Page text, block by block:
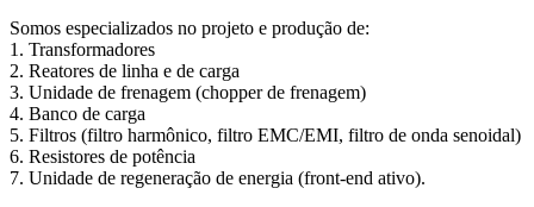
Somos especializados no projeto e produção de:
1. Transformadores
2. Reatores de linha e de carga
3. Unidade de frenagem (chopper de frenagem)
4. Banco de carga
5. Filtros (filtro harmônico, filtro EMC/EMI, filtro de onda senoidal)
6. Resistores de potência
7. Unidade de regeneração de energia (front-end ativo).